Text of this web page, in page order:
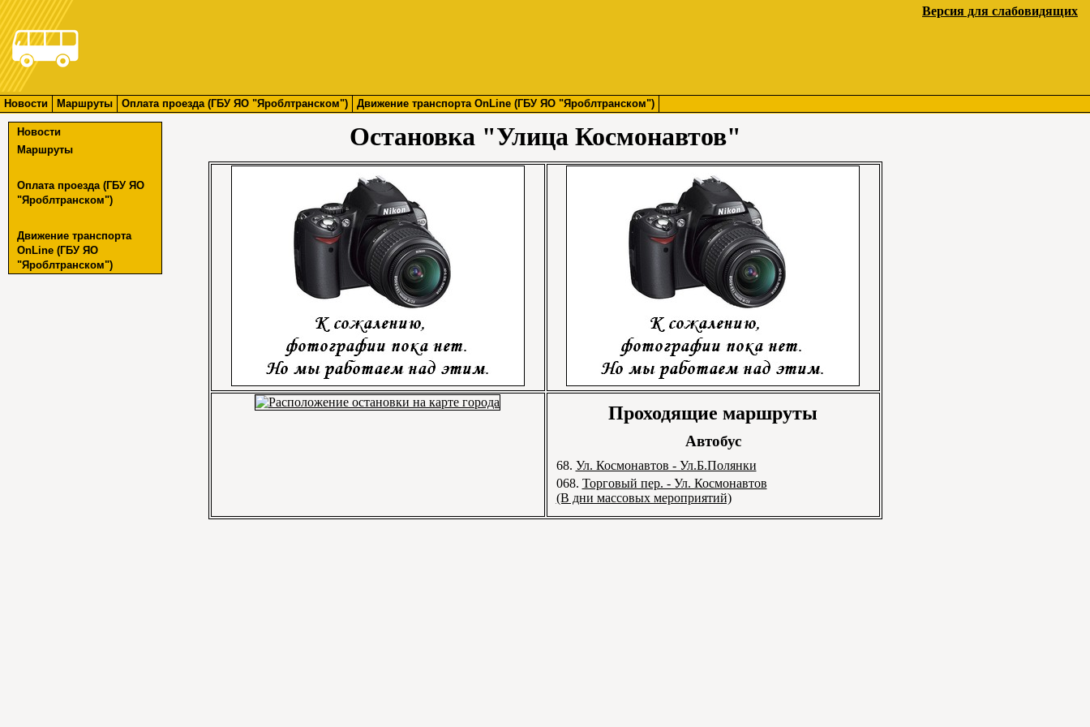
Версия для слабовидящих
Новости Маршруты Оплата проезда (ГБУ ЯО "Яроблтранском") Движение транспорта OnLine (ГБУ ЯО "Яроблтранском")
Новости
Маршруты
Оплата проезда (ГБУ ЯО
"Яроблтранском")
Движение транспорта
OnLine (ГБУ ЯО
"Яроблтранском")
Остановка "Улица Космонавтов"
Проходящие маршруты
Автобус
68. Ул. Космонавтов - Ул.Б.Полянки
068. Торговый пер. - Ул. Космонавтов
(В дни массовых мероприятий)